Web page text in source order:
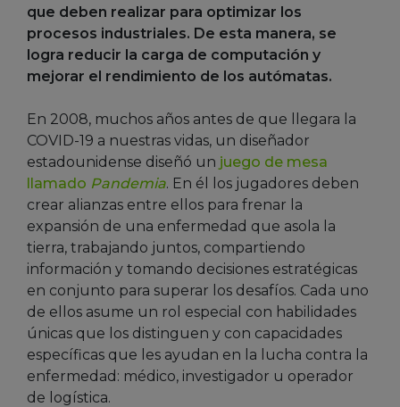
que deben realizar para optimizar los
procesos industriales. De esta manera, se
logra reducir la carga de computación y
mejorar el rendimiento de los autómatas.
En 2008, muchos años antes de que llegara la
COVID-19 a nuestras vidas, un diseñador
estadounidense diseñó un juego de mesa
llamado Pandemia. En él los jugadores deben
crear alianzas entre ellos para frenar la
expansión de una enfermedad que asola la
tierra, trabajando juntos, compartiendo
información y tomando decisiones estratégicas
en conjunto para superar los desafíos. Cada uno
de ellos asume un rol especial con habilidades
únicas que los distinguen y con capacidades
específicas que les ayudan en la lucha contra la
enfermedad: médico, investigador u operador
de logística.